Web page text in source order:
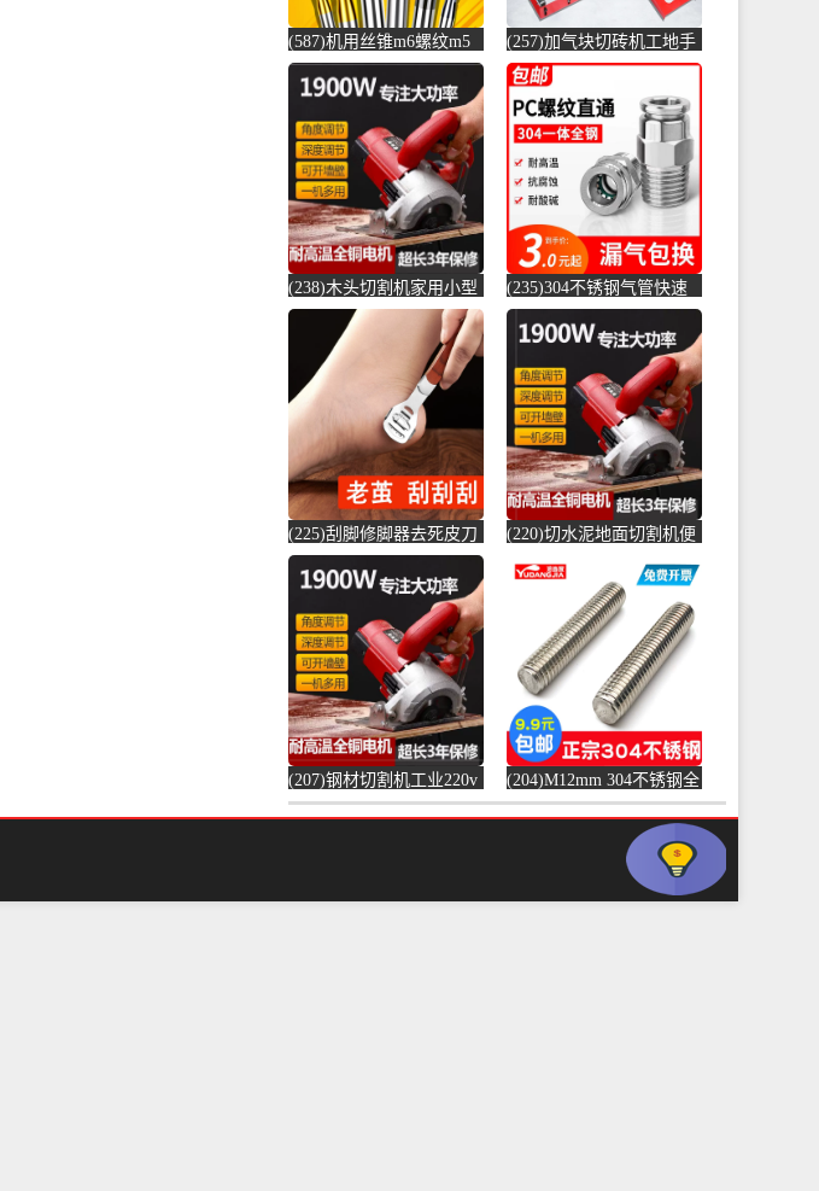
(587)机用丝锥m6螺纹m5
攻丝m3钻头m8丝攻m10不
锈-螺纹钢(俊拓五金旗舰
(257)加气块切砖机工地手
动轻质砖压砖机带钢尺水
泥砖泡沫砖-水泥切割机
(贞美旗舰店仅售390元)
(238)木头切割机家用小型
切水泥地面金属钢材机两
用新款切槽-水泥切割机
(simtone旗舰店仅售122.65
元)
(235)304不锈钢气管快速
接头快插气动快接螺纹高
压气嘴直-螺纹钢(卓成五
(225)刮脚修脚器去死皮刀
老茧磨脚神器脚皮工具脚
底脚后跟刨-钢筋切割工具
(齐开雅致专卖店仅售13.8
元)
(220)切水泥地面切割机便
便携式电-水泥切割机
(simtone旗舰店仅售123.75
(207)钢材切割机工业220v
水泥混凝土金属混泥土水
(204)M12mm 304不锈钢全
螺纹螺杆牙条通丝螺柱全
丝-螺纹钢(浴当家旗舰店